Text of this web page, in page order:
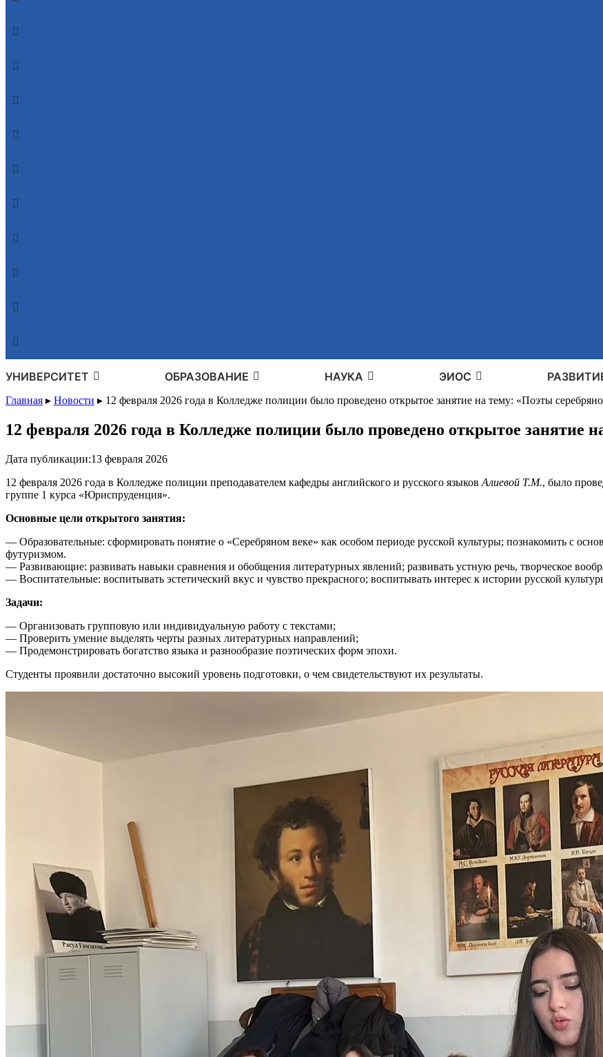
УНИВЕРСИТЕТ ОБРАЗОВАНИЕ НАУКА ЭИОС
Главная ▸ Новости ▸ 12 февраля 2026 года в Колледже полиции было проведено открытое занятие на тему: «Поэты
12 февраля 2026 года в Колледже полиции было проведено открытое занятие
Дата публикации:13 февраля 2026
12 февраля 2026 года в Колледже полиции преподавателем кафедры английского и русского языков Алиевой Т.М., было
группе 1 курса «Юриспруденция».
Основные цели открытого занятия:
— Образовательные: сформировать понятие о «Серебряном веке» как особом периоде русской культуры; познакомить с
футуризмом.
— Развивающие: развивать навыки сравнения и обобщения литературных явлений; развивать устную речь, творческое
— Воспитательные: воспитывать эстетический вкус и чувство прекрасного; воспитывать интерес к истории русской
Задачи:
— Организовать групповую или индивидуальную работу с текстами;
— Проверить умение выделять черты разных литературных направлений;
— Продемонстрировать богатство языка и разнообразие поэтических форм эпохи.
Студенты проявили достаточно высокий уровень подготовки, о чем свидетельствуют их результаты.